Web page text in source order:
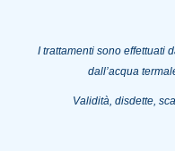
I trattamenti sono effettuati
dall’acqua
Validità, disdette,